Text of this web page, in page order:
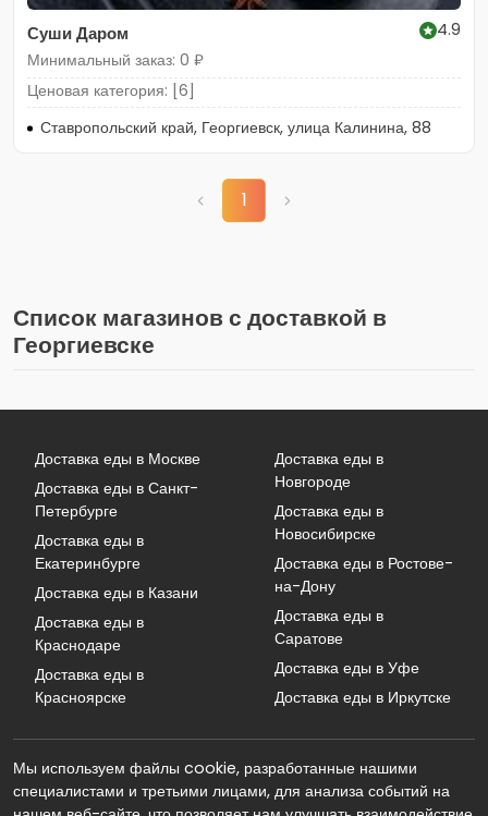
Суши Даром
4.9
Минимальный заказ: 0 ₽
Ценовая категория: [6]
Ставропольский край, Георгиевск, улица Калинина, 88
1
Список магазинов с доставкой в
Георгиевске
Доставка еды в Москве
Доставка еды в Санкт-
Петербурге
Доставка еды в
Екатеринбурге
Доставка еды в Казани
Доставка еды в
Краснодаре
Доставка еды в
Красноярске
Доставка еды в
Новгороде
Доставка еды в
Новосибирске
Доставка еды в Ростове-
на-Дону
Доставка еды в
Саратове
Доставка еды в Уфе
Доставка еды в Иркутске
Мы используем файлы cookie, разработанные нашими
специалистами и третьими лицами, для анализа событий на